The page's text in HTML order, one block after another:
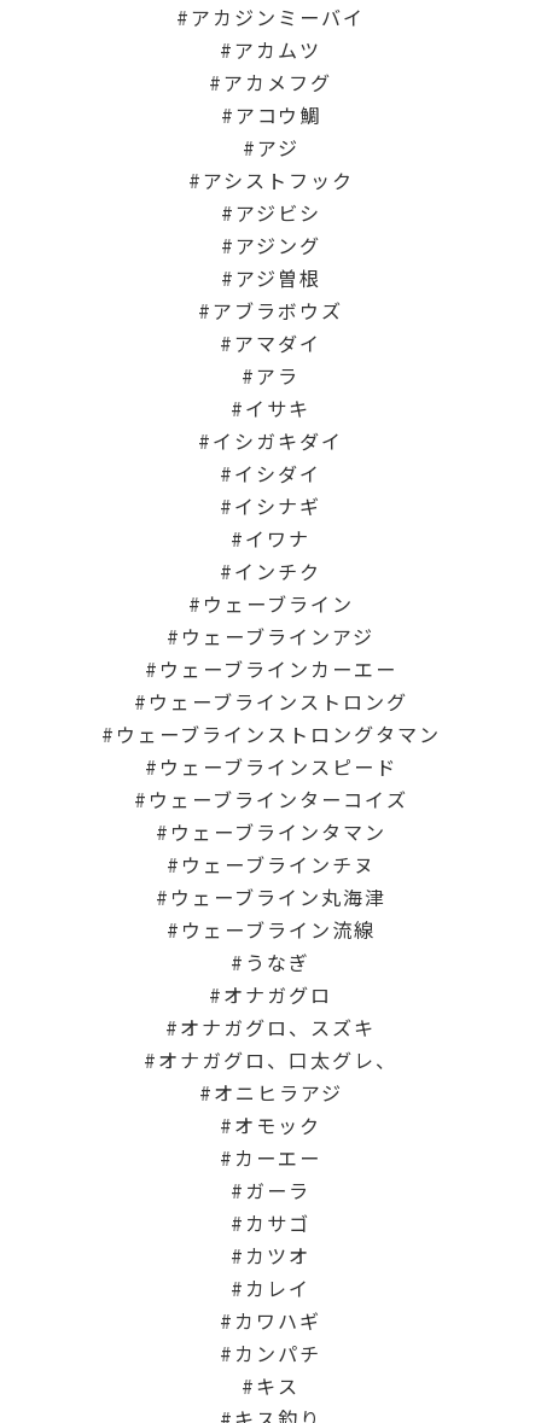
アカジンミーバイ
アカムツ
アカメフグ
アコウ鯛
アジ
アシストフック
アジビシ
アジング
アジ曽根
アブラボウズ
アマダイ
アラ
イサキ
イシガキダイ
イシダイ
イシナギ
イワナ
インチク
ウェーブライン
ウェーブラインアジ
ウェーブラインカーエー
ウェーブラインストロング
ウェーブラインストロングタマン
ウェーブラインスピード
ウェーブラインターコイズ
ウェーブラインタマン
ウェーブラインチヌ
ウェーブライン丸海津
ウェーブライン流線
うなぎ
オナガグロ
オナガグロ、スズキ
オナガグロ、口太グレ、
オニヒラアジ
オモック
カーエー
ガーラ
カサゴ
カツオ
カレイ
カワハギ
カンパチ
キス